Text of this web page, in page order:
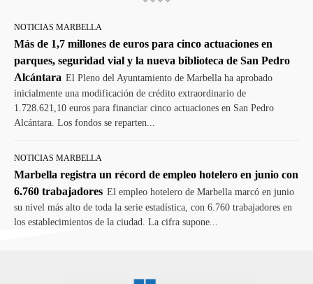
NOTICIAS MARBELLA
Más de 1,7 millones de euros para cinco actuaciones en
parques, seguridad vial y la nueva biblioteca de San Pedro
Alcántara El Pleno del Ayuntamiento de Marbella ha aprobado
inicialmente una modificación de crédito extraordinario de
1.728.621,10 euros para financiar cinco actuaciones en San Pedro
Alcántara. Los fondos se reparten...
NOTICIAS MARBELLA
Marbella registra un récord de empleo hotelero en junio con
6.760 trabajadores El empleo hotelero de Marbella marcó en junio
su nivel más alto de toda la serie estadística, con 6.760 trabajadores en
los establecimientos de la ciudad. La cifra supone...